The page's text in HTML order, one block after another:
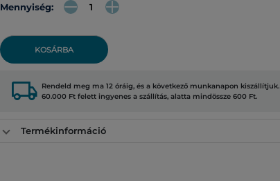
Mennyiség:
KOSÁRBA
local_shipping Rendeld meg ma 12 óráig, és a következő munkanapon kiszállítjuk.
60.000 Ft felett ingyenes a szállítás, alatta mindössze 600 Ft.
Termékinformáció